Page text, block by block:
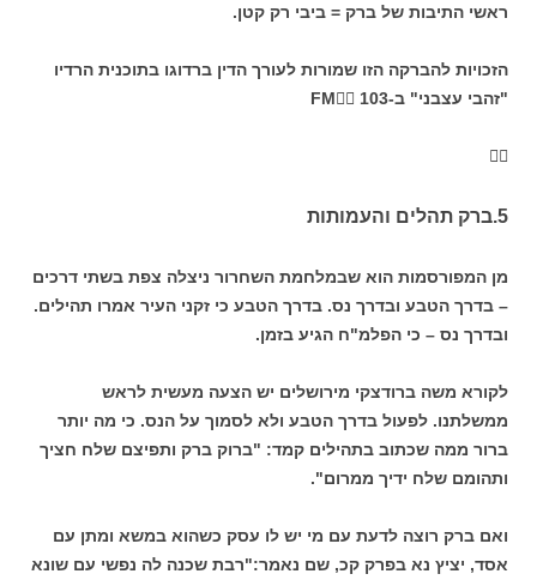
ראשי התיבות של ברק = ביבי רק קטן.
הזכויות להברקה הזו שמורות לעורך הדין ברדוגו בתוכנית הרדיו
"זהבי עצבני" ב-103 FM

5.ברק תהלים והעמותות
מן המפורסמות הוא שבמלחמת השחרור ניצלה צפת בשתי דרכים
– בדרך הטבע ובדרך נס. בדרך הטבע כי זקני העיר אמרו תהילים.
ובדרך נס – כי הפלמ"ח הגיע בזמן.
לקורא משה ברודצקי מירושלים יש הצעה מעשית לראש
ממשלתנו. לפעול בדרך הטבע ולא לסמוך על הנס. כי מה יותר
ברור ממה שכתוב בתהילים קמד: "ברוק ברק ותפיצם שלח חציך
ותהומם שלח ידיך ממרום".
ואם ברק רוצה לדעת עם מי יש לו עסק כשהוא במשא ומתן עם
אסד, יציץ נא בפרק קכ, שם נאמר:"רבת שכנה לה נפשי עם שונא